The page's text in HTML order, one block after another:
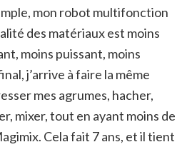
mon robot multifonction
des matériaux est moins
moins puissant, moins
j’arrive à faire la même
mes agrumes, hacher,
mixer, tout en ayant moins de
Cela fait 7 ans, et il tient